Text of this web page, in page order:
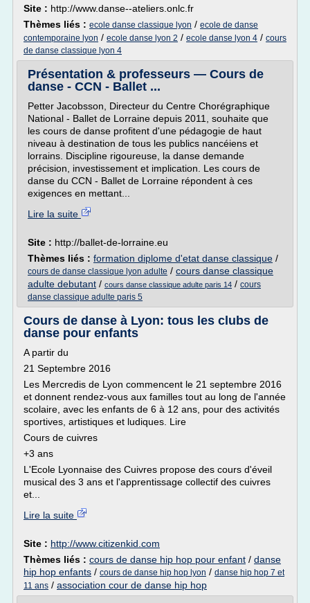
Site : http://www.danse--ateliers.onlc.fr
Thèmes liés : ecole danse classique lyon / ecole de danse
contemporaine lyon / ecole danse lyon 2 / ecole danse lyon 4 / cours
de danse classique lyon 4
Présentation & professeurs — Cours de
danse - CCN - Ballet ...
Petter Jacobsson, Directeur du Centre Chorégraphique
National - Ballet de Lorraine depuis 2011, souhaite que
les cours de danse profitent d'une pédagogie de haut
niveau à destination de tous les publics nancéiens et
lorrains. Discipline rigoureuse, la danse demande
précision, investissement et implication. Les cours de
danse du CCN - Ballet de Lorraine répondent à ces
exigences en mettant...
Lire la suite
Site : http://ballet-de-lorraine.eu
Thèmes liés : formation diplome d'etat danse classique /
cours de danse classique lyon adulte / cours danse classique
adulte debutant / cours danse classique adulte paris 14 / cours
danse classique adulte paris 5
Cours de danse à Lyon: tous les clubs de
danse pour enfants
A partir du
21 Septembre 2016
Les Mercredis de Lyon commencent le 21 septembre 2016
et donnent rendez-vous aux familles tout au long de l'année
scolaire, avec les enfants de 6 à 12 ans, pour des activités
sportives, artistiques et ludiques. Lire
Cours de cuivres
+3 ans
L'Ecole Lyonnaise des Cuivres propose des cours d'éveil
musical des 3 ans et l'apprentissage collectif des cuivres
et...
Lire la suite
Site : http://www.citizenkid.com
Thèmes liés : cours de danse hip hop pour enfant / danse
hip hop enfants / cours de danse hip hop lyon / danse hip hop 7 et
11 ans / association cour de danse hip hop